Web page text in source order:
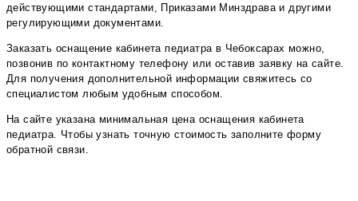
действующими стандартами, Приказами Минздрава и другими
регулирующими документами.
Заказать оснащение кабинета педиатра в Чебоксарах можно,
позвонив по контактному телефону или оставив заявку на сайте.
Для получения дополнительной информации свяжитесь со
специалистом любым удобным способом.
На сайте указана минимальная цена оснащения кабинета
педиатра. Чтобы узнать точную стоимость заполните форму
обратной связи.